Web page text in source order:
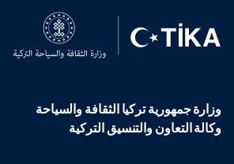
وزارة جمهورية تركيا الثقافة والسياحة
وكالة التعاون والتنسيق التركية